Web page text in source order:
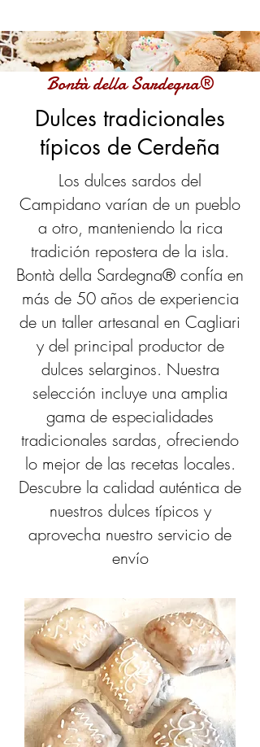
Bontà della Sardegna®
Dulces tradicionales
típicos de Cerdeña
Los dulces sardos del
Campidano varían de un pueblo
a otro, manteniendo la rica
tradición repostera de la isla.
Bontà della Sardegna® confía en
más de 50 años de experiencia
de un taller artesanal en Cagliari
y del principal productor de
dulces selarginos. Nuestra
selección incluye una amplia
gama de especialidades
tradicionales sardas, ofreciendo
lo mejor de las recetas locales.
Descubre la calidad auténtica de
nuestros dulces típicos y
aprovecha nuestro servicio de
envío